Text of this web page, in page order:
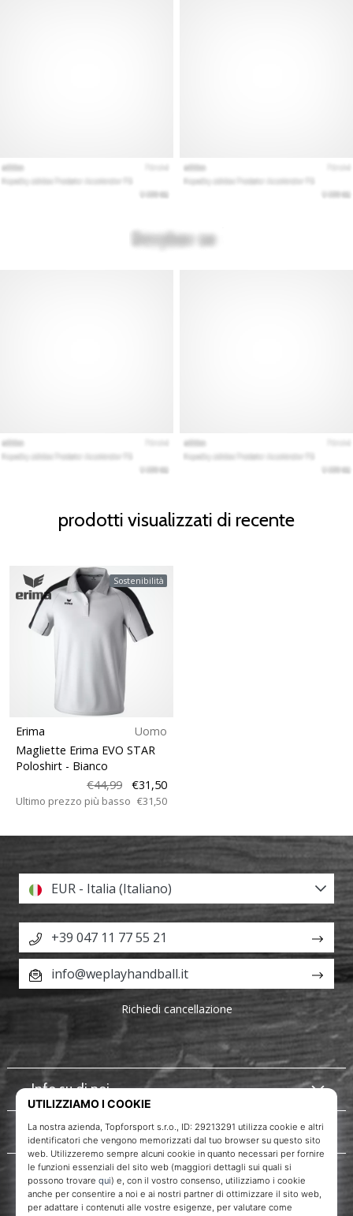
prodotti visualizzati di recente
Sostenibilità
Erima
Uomo
Magliette Erima EVO STAR
Poloshirt - Bianco
€44,99
€31,50
Ultimo prezzo più basso €31,50
Info su di noi
Servizio clienti
EUR - Italia (Italiano)
+39 047 11 77 55 21
info@weplayhandball.it
Richiedi cancellazione